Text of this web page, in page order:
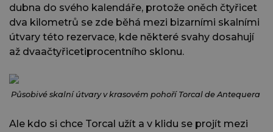
dubna do svého kalendáře, protože oněch čtyřicet
dva kilometrů se zde běhá mezi bizarními skalními
útvary této rezervace, kde některé svahy dosahují
až dvaačtyřicetiprocentního sklonu.
Působivé skalní útvary v krasovém pohoří Torcal de Antequera
Ale kdo si chce Torcal užít a v klidu se projít mezi